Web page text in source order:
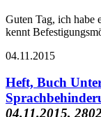
Guten Tag, ich habe
kennt
04.11.2015
Heft, Buch
04.11.2015,